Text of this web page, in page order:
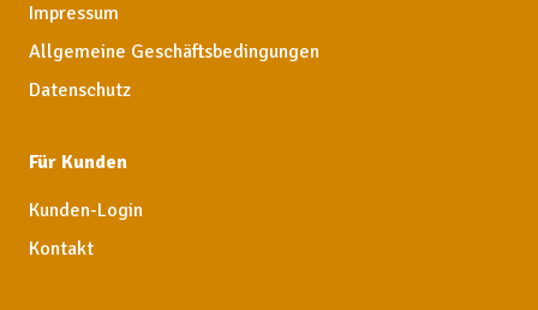
Impressum
Allgemeine Geschäftsbedingungen
Datenschutz
Für Kunden
Kunden-Login
Kontakt